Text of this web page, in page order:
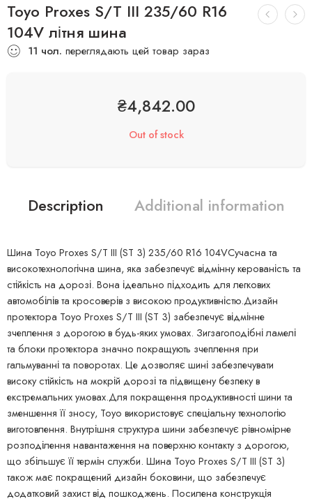
Toyo Proxes S/T III 235/60 R16
104V літня шина
11 чол. переглядають цей товар зараз
₴4,842.00
Out of stock
Description Additional information
Шина Toyo Proxes S/T III (ST 3) 235/60 R16 104VСучасна та
високотехнологічна шина, яка забезпечує відмінну керованість та
стійкість на дорозі. Вона ідеально підходить для легкових
автомобілів та кросоверів з високою продуктивністю.Дизайн
протектора Toyo Proxes S/T III (ST 3) забезпечує відмінне
зчеплення з дорогою в будь-яких умовах. Зигзагоподібні ламелі
та блоки протектора значно покращують зчеплення при
гальмуванні та поворотах. Це дозволяє шині забезпечувати
високу стійкість на мокрій дорозі та підвищену безпеку в
екстремальних умовах.Для покращення продуктивності шини та
зменшення її зносу, Toyo використовує спеціальну технологію
виготовлення. Внутрішня структура шини забезпечує рівномірне
розподілення навантаження на поверхню контакту з дорогою,
що збільшує її термін служби. Шина Toyo Proxes S/T III (ST 3)
також має покращений дизайн боковини, що забезпечує
додатковий захист від пошкоджень. Посилена конструкція